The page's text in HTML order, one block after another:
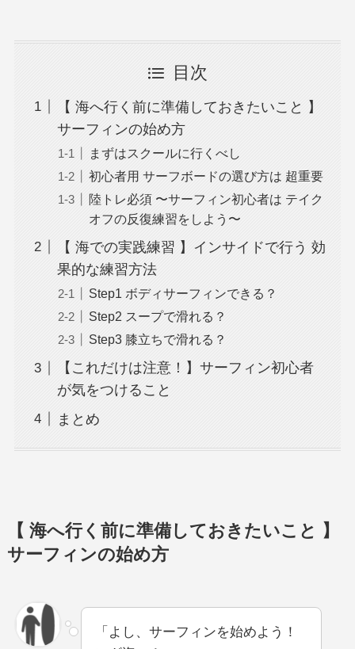
目次
【 海へ行く前に準備しておきたいこと 】
サーフィンの始め方
まずはスクールに行くべし
初心者用 サーフボードの選び方は 超重要
陸トレ必須 〜サーフィン初心者は テイク
オフの反復練習をしよう〜
【 海での実践練習 】インサイドで行う 効
果的な練習方法
Step1 ボディサーフィンできる？
Step2 スープで滑れる？
Step3 膝立ちで滑れる？
【これだけは注意！】サーフィン初心者
が気をつけること
まとめ
【 海へ行く前に準備しておきたいこと 】
サーフィンの始め方
「よし、サーフィンを始めよう！